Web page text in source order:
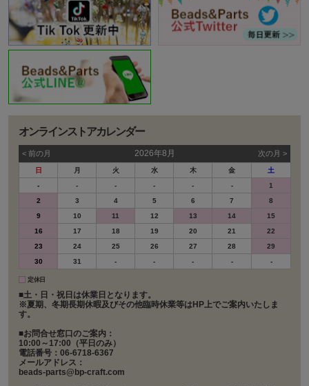
オンラインストアカレンダー
< 前の⽉ 2026年8月 次の⽉ >
日 月 火 水 木 金
土
-
- - - - -
1
2
3 4 5 6 7
8
9
10 11 12 13 14
15
16
17 18 19 20 21
22
23
24 25 26 27 28
29
30
31 - - - - -
定休日
■土・日・祝日は休業日となります。
※夏期、冬期長期休暇及びその他臨時休業等はHP上でご案内いたしま
す。
■お問合せ窓口のご案内：
10:00～17:00（平日のみ）
電話番号：06-6718-6367
メールアドレス：
beads-parts@bp-craft.com